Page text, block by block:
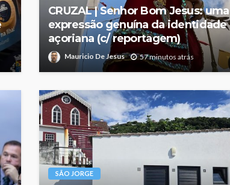
CRUZAL | Senhor Bom Jesus: uma
expressão genuína da identidade
açoriana (c/ reportagem)
Mauricio De Jesus 57 minutos atrás
SÃO JORGE